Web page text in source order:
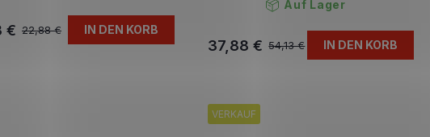
22,88 €
€ IN DEN KORB
Auf Lager
54,13 €
37,88 € IN DEN KORB
VERKAUF